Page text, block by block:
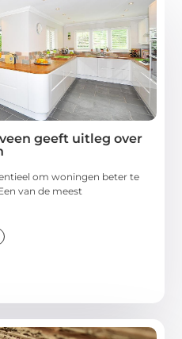
geeft uitleg over
om woningen beter te
van de meest